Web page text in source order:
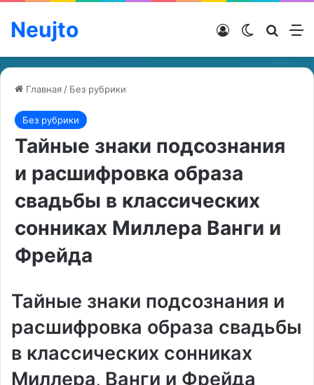
Neujto Switch skin
Войти
Главная / Без рубрики
Без рубрики
Тайные знаки подсознания
и расшифровка образа
свадьбы в классических
сонниках Миллера Ванги и
Фрейда
Тайные знаки подсознания и
расшифровка образа свадьбы
в классических сонниках
Миллера‚ Ванги и Фрейда